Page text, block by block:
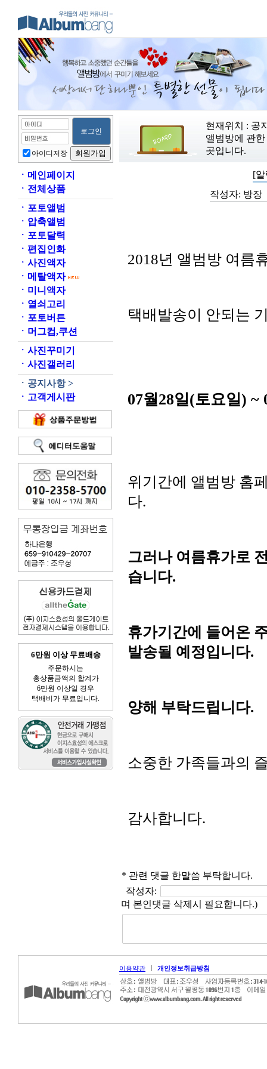
아이디저장
ㆍ 메인페이지
ㆍ 전체상품
ㆍ 포토앨범
ㆍ 압축앨범
ㆍ 포토달력
ㆍ 편집인화
ㆍ 사진액자
ㆍ 메탈액자
ㆍ 미니액자
ㆍ 열쇠고리
ㆍ 포토버튼
ㆍ 머그컵,쿠션
ㆍ 사진꾸미기
ㆍ 사진갤러리
ㆍ 공지사항 >
ㆍ 고객게시판
6만원 이상 무료배송
주문하시는
총상품금액의 합계가
6만원 이상일 경우
택배비가 무료입니다.
현재위치 : 공
앨범방에 관
곳입니다.
[알
작성자: 방장
2018년 앨범방 여름
택배발송이 안되는
07월28일(토요일)
위기간에 앨범방 홈
다.
그러나 여름휴가로
습니다.
휴가기간에 들어온
발송될 예정입니다.
양해 부탁드립니다.
소중한 가족들과의
감사합니다.
* 관련 댓글 한말씀 부탁합니다.
작성자:
며 본인댓글 삭제시 필요합니다.)
이용약관 | 개인정보취급방침